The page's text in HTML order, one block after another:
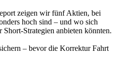
zeigen wir fünf Aktien, bei
hoch sind – und wo sich
Strategien anbieten könnten.
– bevor die Korrektur Fahrt